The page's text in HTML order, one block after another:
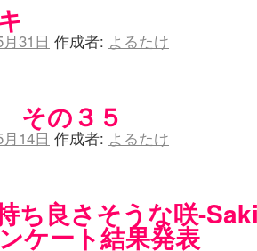
31日 作成者: よるたけ
その３５
14日 作成者: よるたけ
ち良さそうな咲-
ケート結果発表